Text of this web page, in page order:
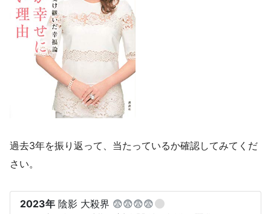
過去3年を振り返って、当たっているか確認してみてくだ
さい。
2023年 陰影 大殺界 😨😨😨😨